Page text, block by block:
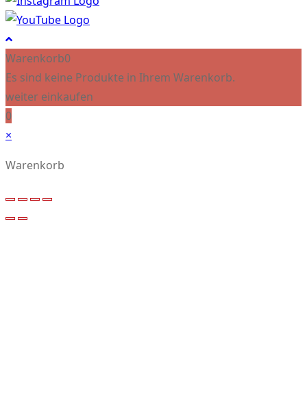
Warenkorb0
Es sind keine Produkte in Ihrem Warenkorb.
weiter einkaufen
0
×
Warenkorb